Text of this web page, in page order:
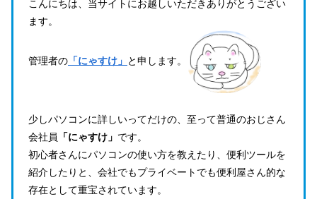
こんにちは、当サイトにお越しいただきありがとうござい
ます。
管理者の 「にゃすけ」 と申します。
少しパソコンに詳しいってだけの、至って普通のおじさん
会社員
「にゃすけ」 です。
初心者さんにパソコンの使い方を教えたり、便利ツールを
紹介したりと、会社でもプライベートでも便利屋さん的な
存在として重宝されています。